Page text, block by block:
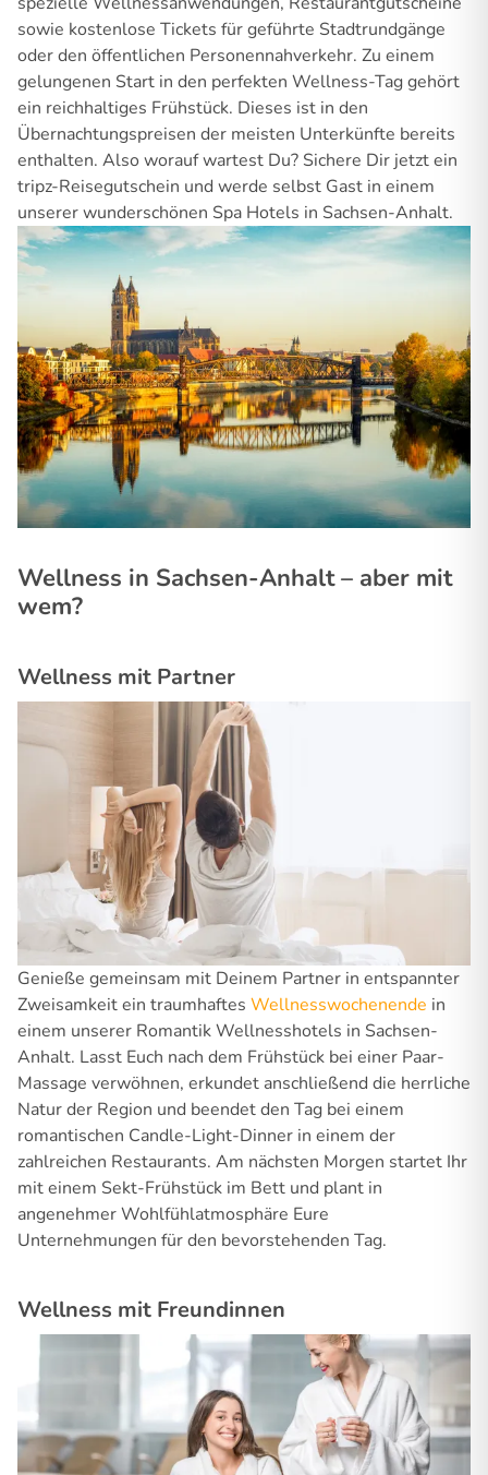
sowie kostenlose Tickets für geführte Stadtrundgänge
oder den öffentlichen Personennahverkehr. Zu einem
gelungenen Start in den perfekten Wellness-Tag gehört
ein reichhaltiges Frühstück. Dieses ist in den
Übernachtungspreisen der meisten Unterkünfte bereits
enthalten. Also worauf wartest Du? Sichere Dir jetzt ein
tripz-Reisegutschein und werde selbst Gast in einem
unserer wunderschönen Spa Hotels in Sachsen-Anhalt.
Wellness in Sachsen-Anhalt – aber mit
wem?
Wellness mit Partner
Genieße gemeinsam mit Deinem Partner in entspannter
Zweisamkeit ein traumhaftes Wellnesswochenende in
einem unserer Romantik Wellnesshotels in Sachsen-
Anhalt. Lasst Euch nach dem Frühstück bei einer Paar-
Massage verwöhnen, erkundet anschließend die herrliche
Natur der Region und beendet den Tag bei einem
romantischen Candle-Light-Dinner in einem der
zahlreichen Restaurants. Am nächsten Morgen startet Ihr
mit einem Sekt-Frühstück im Bett und plant in
angenehmer Wohlfühlatmosphäre Eure
Unternehmungen für den bevorstehenden Tag.
Wellness mit Freundinnen